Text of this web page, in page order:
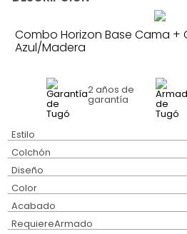
Combo Horizon Base Cama
Azul/Madera
2 años de
garantía
Estilo
Colchón
Diseño
Color
Acabado
RequiereArmado